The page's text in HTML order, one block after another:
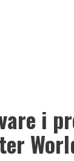
i